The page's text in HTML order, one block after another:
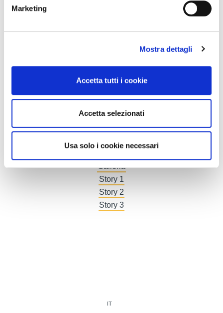
Marketing
Mostra dettagli
Accetta tutti i cookie
Accetta selezionati
Usa solo i cookie necessari
Catalogo prodotti
Diventa espositore
Stand e logistica
Promozione
Fatture
Galleria
Story 1
Story 2
Story 3
IT